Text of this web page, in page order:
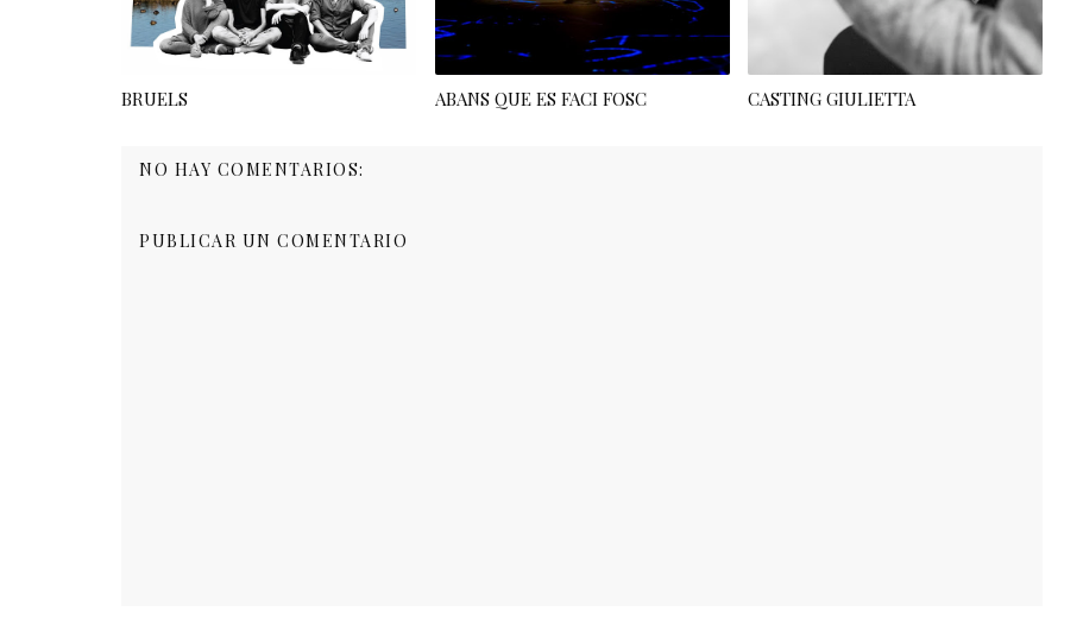
BRUELS ABANS QUE ES FACI FOSC CASTING GIULIETTA
NO HAY COMENTARIOS:
PUBLICAR UN COMENTARIO